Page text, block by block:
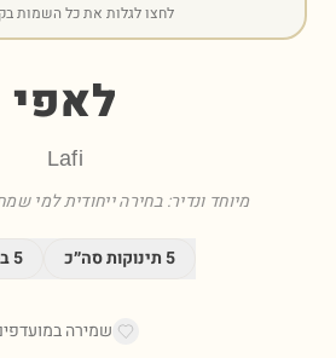
לחצו לגלות את כל השמות
לאפי
Lafi
מיוחד ונדיר: בחירה ייחודית למי
5תינוקות סה״כ 5
שמירה